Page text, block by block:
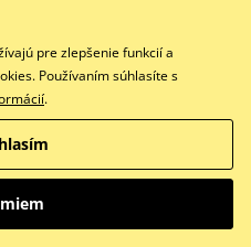
Porovnať
sada s ABE
-sada LUCAS S ABE
pre zlepšenie funkcií a
Používaním súhlasíte s
.